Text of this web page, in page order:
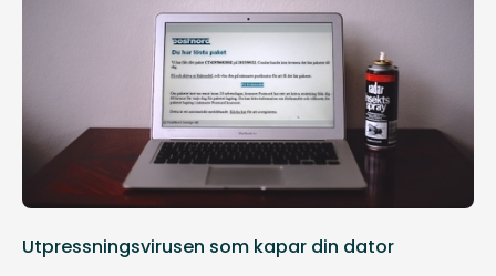
Utpressningsvirusen som kapar din dator